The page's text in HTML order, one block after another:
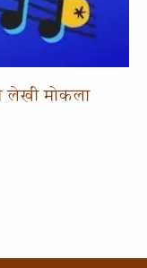
लेखी मोकला